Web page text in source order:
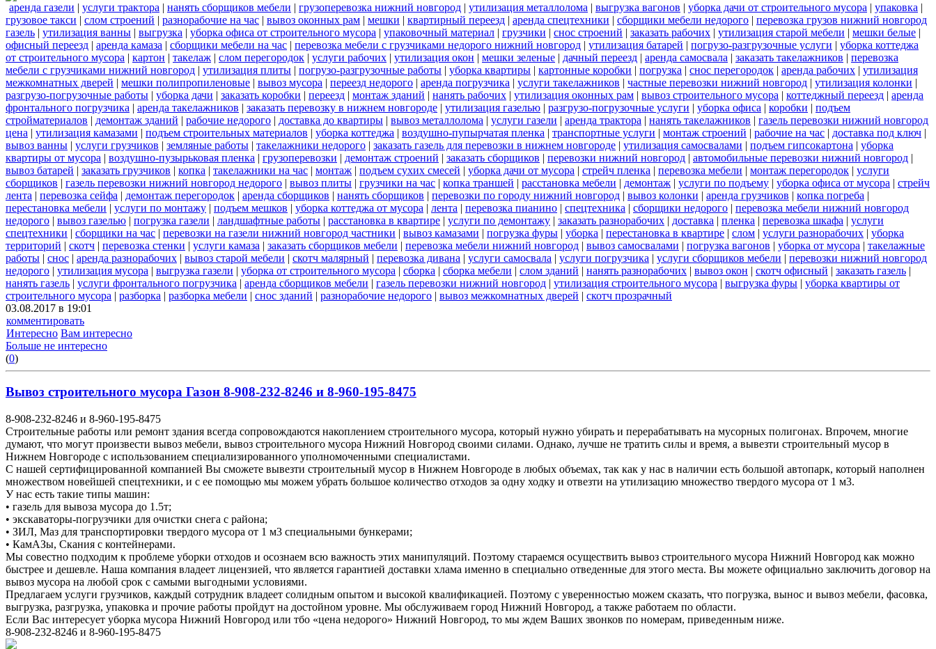
аренда газели | услуги трактора | нанять сборщиков мебели | грузоперевозка нижний новгород | утилизация металлолома | выгрузка вагонов | уборка дачи от строительного мусора | упаковка |
грузовое такси | слом строений | разнорабочие на час | вывоз оконных рам | мешки | квартирный переезд | аренда спецтехники | сборщики мебели недорого | перевозка грузов нижний новгород
газель | утилизация ванны | выгрузка | уборка офиса от строительного мусора | упаковочный материал | грузчики | снос строений | заказать рабочих | утилизация старой мебели | мешки белые |
офисный переезд | аренда камаза | сборщики мебели на час | перевозка мебели с грузчиками недорого нижний новгород | утилизация батарей | погрузо-разгрузочные услуги | уборка коттеджа
от строительного мусора | картон | такелаж | слом перегородок | услуги рабочих | утилизация окон | мешки зеленые | дачный переезд | аренда самосвала | заказать такелажников | перевозка
мебели с грузчиками нижний новгород | утилизация плиты | погрузо-разгрузочные работы | уборка квартиры | картонные коробки | погрузка | снос перегородок | аренда рабочих | утилизация
межкомнатных дверей | мешки полипропиленовые | вывоз мусора | переезд недорого | аренда погрузчика | услуги такелажников | частные перевозки нижний новгород | утилизация колонки |
разгрузо-погрузочные работы | уборка дачи | заказать коробки | переезд | монтаж зданий | нанять рабочих | утилизация оконных рам | вывоз строительного мусора | коттеджный переезд | аренда
фронтального погрузчика | аренда такелажников | заказать перевозку в нижнем новгороде | утилизация газелью | разгрузо-погрузочные услуги | уборка офиса | коробки | подъем
стройматериалов | демонтаж зданий | рабочие недорого | доставка до квартиры | вывоз металлолома | услуги газели | аренда трактора | нанять такелажников | газель перевозки нижний новгород
цена | утилизация камазами | подъем строительных материалов | уборка коттеджа | воздушно-пупырчатая пленка | транспортные услуги | монтаж строений | рабочие на час | доставка под ключ |
вывоз ванны | услуги грузчиков | земляные работы | такелажники недорого | заказать газель для перевозки в нижнем новгороде | утилизация самосвалами | подъем гипсокартона | уборка
квартиры от мусора | воздушно-пузырьковая пленка | грузоперевозки | демонтаж строений | заказать сборщиков | перевозки нижний новгород | автомобильные перевозки нижний новгород |
вывоз батарей | заказать грузчиков | копка | такелажники на час | монтаж | подъем сухих смесей | уборка дачи от мусора | стрейч пленка | перевозка мебели | монтаж перегородок | услуги
сборщиков | газель перевозки нижний новгород недорого | вывоз плиты | грузчики на час | копка траншей | расстановка мебели | демонтаж | услуги по подъему | уборка офиса от мусора | стрейч
лента | перевозка сейфа | демонтаж перегородок | аренда сборщиков | нанять сборщиков | перевозки по городу нижний новгород | вывоз колонки | аренда грузчиков | копка погреба |
перестановка мебели | услуги по монтажу | подъем мешков | уборка коттеджа от мусора | лента | перевозка пианино | спецтехника | сборщики недорого | перевозка мебели нижний новгород
недорого | вывоз газелью | погрузка газели | ландшафтные работы | расстановка в квартире | услуги по демонтажу | заказать разнорабочих | доставка | пленка | перевозка шкафа | услуги
спецтехники | сборщики на час | перевозки на газели нижний новгород частники | вывоз камазами | погрузка фуры | уборка | перестановка в квартире | слом | услуги разнорабочих | уборка
территорий | скотч | перевозка стенки | услуги камаза | заказать сборщиков мебели | перевозка мебели нижний новгород | вывоз самосвалами | погрузка вагонов | уборка от мусора | такелажные
работы | снос | аренда разнорабочих | вывоз старой мебели | скотч малярный | перевозка дивана | услуги самосвала | услуги погрузчика | услуги сборщиков мебели | перевозки нижний новгород
недорого | утилизация мусора | выгрузка газели | уборка от строительного мусора | сборка | сборка мебели | слом зданий | нанять разнорабочих | вывоз окон | скотч офисный | заказать газель |
нанять газель | услуги фронтального погрузчика | аренда сборщиков мебели | газель перевозки нижний новгород | утилизация строительного мусора | выгрузка фуры | уборка квартиры от
строительного мусора | разборка | разборка мебели | снос зданий | разнорабочие недорого | вывоз межкомнатных дверей | скотч прозрачный
03.08.2017 в 19:01
комментировать
Интересно Вам интересно
Больше не интересно
(0)
Вывоз строительного мусора Газон 8-908-232-8246 и 8-960-195-8475
8-908-232-8246 и 8-960-195-8475
Строительные работы или ремонт здания всегда сопровождаются накоплением строительного мусора, который нужно убирать и перерабатывать на мусорных полигонах. Впрочем, многие
думают, что могут произвести вывоз мебели, вывоз строительного мусора Нижний Новгород своими силами. Однако, лучше не тратить силы и время, а вывезти строительный мусор в
Нижнем Новгороде с использованием специализированного уполномоченными специалистами.
С нашей сертифицированной компанией Вы сможете вывезти строительный мусор в Нижнем Новгороде в любых объемах, так как у нас в наличии есть большой автопарк, который наполнен
множеством новейшей спецтехники, и с ее помощью мы можем убрать большое количество отходов за одну ходку и отвезти на утилизацию множество твердого мусора от 1 м3.
У нас есть такие типы машин:
• газель для вывоза мусора до 1.5т;
• экскаваторы-погрузчики для очистки снега с района;
• ЗИЛ, Маз для транспортировки твердого мусора от 1 м3 специальными бункерами;
• КамАЗы, Скания с контейнерами.
Мы совестно подходим к проблеме уборки отходов и осознаем всю важность этих манипуляций. Поэтому стараемся осуществить вывоз строительного мусора Нижний Новгород как можно
быстрее и дешевле. Наша компания владеет лицензией, что является гарантией доставки хлама именно в специально отведенные для этого места. Вы можете официально заключить договор на
вывоз мусора на любой срок с самыми выгодными условиями.
Предлагаем услуги грузчиков, каждый сотрудник владеет солидным опытом и высокой квалификацией. Поэтому с уверенностью можем сказать, что погрузка, вынос и вывоз мебели, фасовка,
выгрузка, разгрузка, упаковка и прочие работы пройдут на достойном уровне. Мы обслуживаем город Нижний Новгород, а также работаем по области.
Если Вас интересует уборка мусора Нижний Новгород или тбо «цена недорого» Нижний Новгород, то мы ждем Ваших звонков по номерам, приведенным ниже.
8-908-232-8246 и 8-960-195-8475